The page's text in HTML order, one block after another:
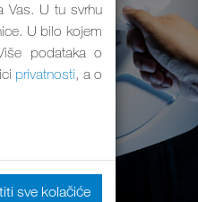
Vas. U tu svrhu
U bilo kojem
podataka o
privatnosti, a o
sve kolačiće